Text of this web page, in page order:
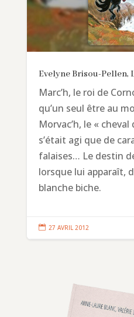
Evelyne Brisou-Pellen,
Marc’h, le roi de
qu’un seul être au
Morvac’h, le « cheval
s’était agi que de
falaises… Le destin
lorsque lui apparaît,
blanche biche.
 27 AVRIL 2012